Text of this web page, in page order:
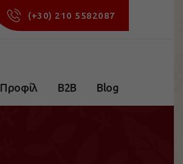
(+30) 210 5582087
Προφίλ B2B Blog